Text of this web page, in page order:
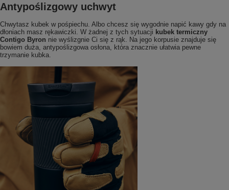
Antypoślizgowy uchwyt
Chwytasz kubek w pośpiechu. Albo chcesz się wygodnie napić kawy gdy na
dłoniach masz rękawiczki. W żadnej z tych sytuacji kubek termiczny
Contigo Byron nie wyślizgnie Ci się z rąk. Na jego korpusie znajduje się
bowiem duża, antypoślizgowa osłona, która znacznie ułatwia pewne
trzymanie kubka.